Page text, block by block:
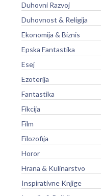
Duhovni Razvoj
Duhovnost & Religija
Ekonomija & Biznis
Epska Fantastika
Esej
Ezoterija
Fantastika
Fikcija
Film
Filozofija
Horor
Hrana & Kulinarstvo
Inspirativne Knjige